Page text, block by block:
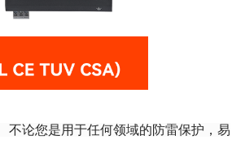
不论您是用于任何领域的防雷保护 ，易